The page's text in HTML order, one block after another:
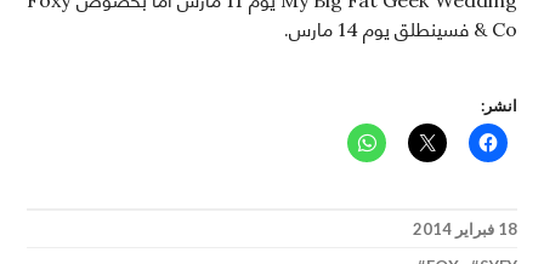
& Co فسينطلق يوم 14 مارس.
انشر:
18 فبراير 2014